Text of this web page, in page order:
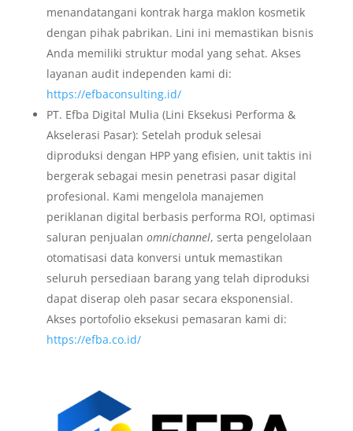
menandatangani kontrak harga maklon kosmetik
dengan pihak pabrikan. Lini ini memastikan bisnis
Anda memiliki struktur modal yang sehat. Akses
layanan audit independen kami di:
https://efbaconsulting.id/
PT. Efba Digital Mulia (Lini Eksekusi Performa &
Akselerasi Pasar): Setelah produk selesai
diproduksi dengan HPP yang efisien, unit taktis ini
bergerak sebagai mesin penetrasi pasar digital
profesional. Kami mengelola manajemen
periklanan digital berbasis performa ROI, optimasi
saluran penjualan omnichannel, serta pengelolaan
otomatisasi data konversi untuk memastikan
seluruh persediaan barang yang telah diproduksi
dapat diserap oleh pasar secara eksponensial.
Akses portofolio eksekusi pemasaran kami di:
https://efba.co.id/